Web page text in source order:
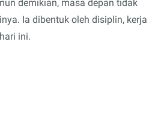
demikian, masa depan tidak
Ia dibentuk oleh disiplin, kerja
ini.